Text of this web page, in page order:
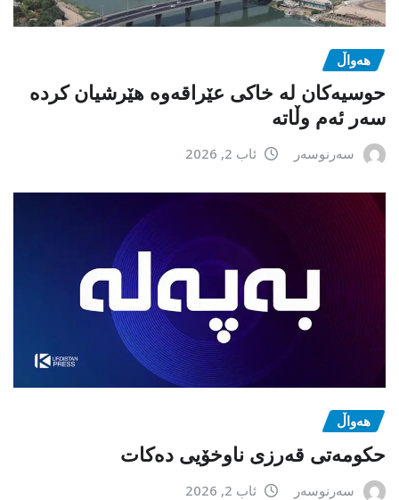
هەواڵ
حوسیەکان لە خاکی عێراقەوە هێرشیان کردە
سەر ئەم وڵاتە
سەرنوسەر ئاب 2, 2026
هەواڵ
حکومەتی قەرزی ناوخۆیی دەکات
سەرنوسەر ئاب 2, 2026